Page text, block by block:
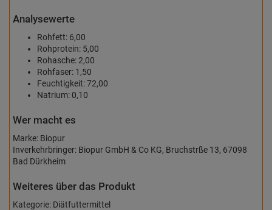
Analysewerte
Rohfett: 6,00
Rohprotein: 5,00
Rohasche: 2,00
Rohfaser: 1,50
Feuchtigkeit: 72,00
Natrium: 0,10
Wer macht es
Marke: Biopur
Inverkehrbringer: Biopur GmbH & Co KG, Bruchstrße 13, 67098
Bad Dürkheim
Weiteres über das Produkt
Kategorie: Diätfuttermittel